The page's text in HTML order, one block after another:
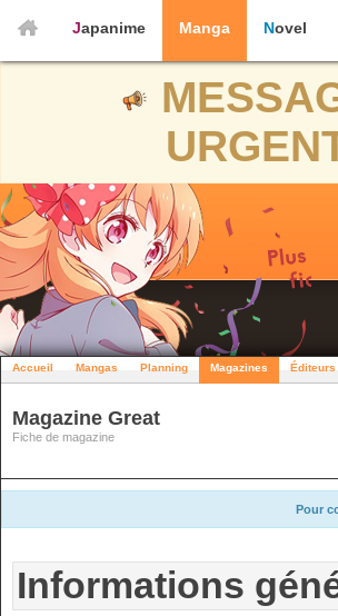
Japanime Manga Novel
Accueil Mangas Planning Magazines Éditeurs
Magazine Great
Fiche de magazine
Pour
Informations